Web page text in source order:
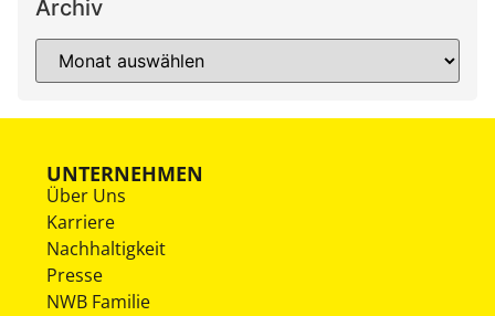
Archiv
UNTERNEHMEN
Über Uns
Karriere
Nachhaltigkeit
Presse
NWB Familie